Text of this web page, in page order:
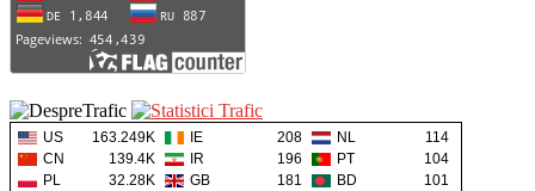
US 163.249K IE 208 NL
114
CN
139.4K IR 196 PT
104
PL
32.28K GB 181 BD
101